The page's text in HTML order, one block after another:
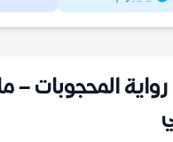
المحجوبات –